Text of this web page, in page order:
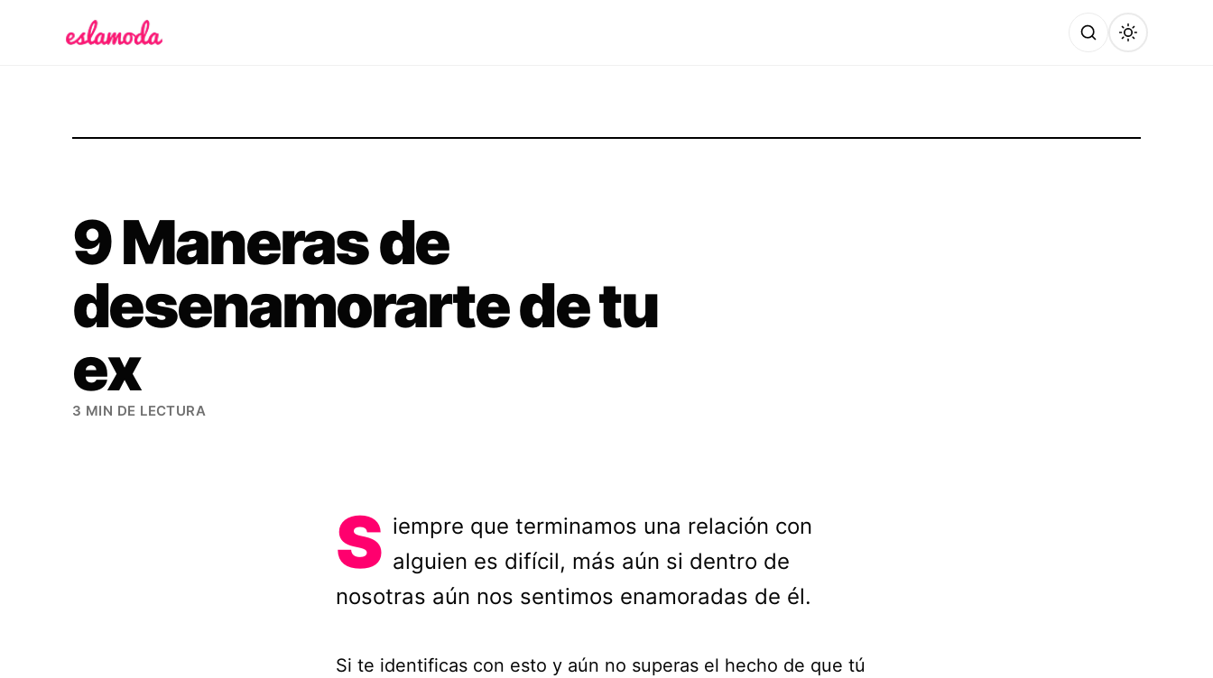
9 Maneras de
desenamorarte de tu
ex
3 MIN DE LECTURA
S iempre que terminamos una relación con
alguien es difícil, más aún si dentro de
nosotras aún nos sentimos enamoradas de él.
Si te identificas con esto y aún no superas el hecho de que tú